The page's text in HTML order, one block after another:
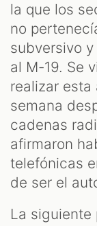
la que los
no
subversivo
al M-19. Se
realizar esta
semana
cadenas
afirmaron
telefónicas
de ser el
La siguiente